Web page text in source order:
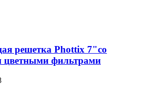
решетка Phottix 7"со
цветными фильтрами